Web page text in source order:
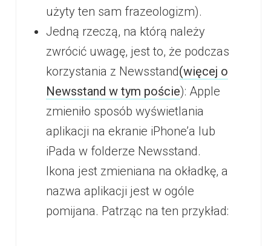
użyty ten sam frazeologizm).
Jedną rzeczą, na którą należy
zwrócić uwagę, jest to, że podczas
korzystania z Newsstand(więcej o
Newsstand w tym poście): Apple
zmieniło sposób wyświetlania
aplikacji na ekranie iPhone’a lub
iPada w folderze Newsstand.
Ikona jest zmieniana na okładkę, a
nazwa aplikacji jest w ogóle
pomijana. Patrząc na ten przykład: